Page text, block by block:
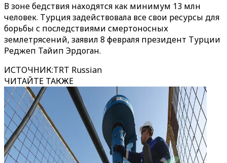
В зоне бедствия находятся как минимум 13 млн
человек. Турция задействовала все свои ресурсы для
борьбы с последствиями смертоносных
землетрясений, заявил 8 февраля президент Турции
Реджеп Тайип Эрдоган.
ИСТОЧНИК:TRT Russian
ЧИТАЙТЕ ТАКЖЕ